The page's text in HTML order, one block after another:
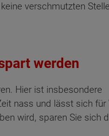
verschmutzten
werden
Hier ist insbesondere
nass und lässt sich für
wird, sparen Sie sich